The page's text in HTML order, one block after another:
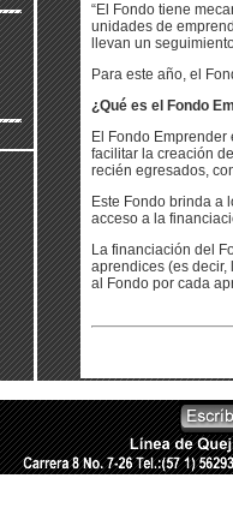
“El Fondo tiene
unidades de
llevan un
Para este año, el
¿Qué es el Fondo
El Fondo
facilitar la creación
recién egresados,
Este Fondo brinda a
acceso a la
La financiación del
aprendices (es
al Fondo por cada